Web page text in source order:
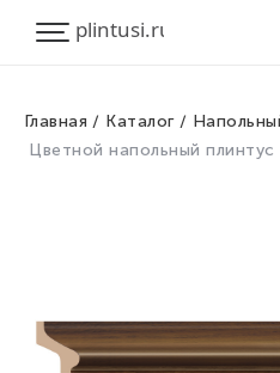
Главная Каталог
Цветной напольный плинтус